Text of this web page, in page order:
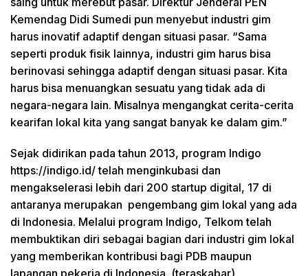
Kemendag Didi Sumedi pun menyebut industri gim
harus inovatif adaptif dengan situasi pasar. “Sama
seperti produk fisik lainnya, industri gim harus bisa
berinovasi sehingga adaptif dengan situasi pasar. Kita
harus bisa menuangkan sesuatu yang tidak ada di
negara-negara lain. Misalnya mengangkat cerita-cerita
kearifan lokal kita yang sangat banyak ke dalam gim.”
Sejak didirikan pada tahun 2013, program Indigo
https://indigo.id/ telah menginkubasi dan
mengakselerasi lebih dari 200 startup digital, 17 di
antaranya merupakan pengembang gim lokal yang ada
di Indonesia. Melalui program Indigo, Telkom telah
membuktikan diri sebagai bagian dari industri gim lokal
yang memberikan kontribusi bagi PDB maupun